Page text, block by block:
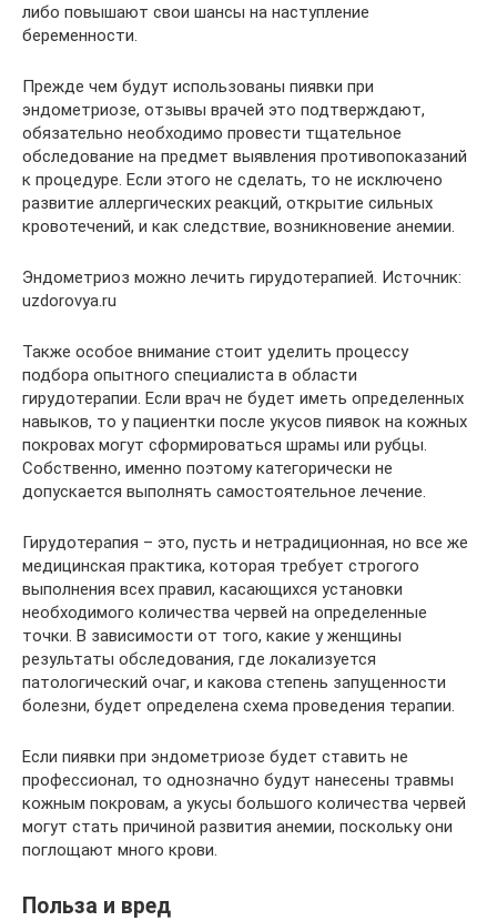
либо повышают свои шансы на наступление
беременности.
Прежде чем будут использованы пиявки при
эндометриозе, отзывы врачей это подтверждают,
обязательно необходимо провести тщательное
обследование на предмет выявления противопоказаний
к процедуре. Если этого не сделать, то не исключено
развитие аллергических реакций, открытие сильных
кровотечений, и как следствие, возникновение анемии.
Эндометриоз можно лечить гирудотерапией. Источник:
uzdorovya.ru
Также особое внимание стоит уделить процессу
подбора опытного специалиста в области
гирудотерапии. Если врач не будет иметь определенных
навыков, то у пациентки после укусов пиявок на кожных
покровах могут сформироваться шрамы или рубцы.
Собственно, именно поэтому категорически не
допускается выполнять самостоятельное лечение.
Гирудотерапия – это, пусть и нетрадиционная, но все же
медицинская практика, которая требует строгого
выполнения всех правил, касающихся установки
необходимого количества червей на определенные
точки. В зависимости от того, какие у женщины
результаты обследования, где локализуется
патологический очаг, и какова степень запущенности
болезни, будет определена схема проведения терапии.
Если пиявки при эндометриозе будет ставить не
профессионал, то однозначно будут нанесены травмы
кожным покровам, а укусы большого количества червей
могут стать причиной развития анемии, поскольку они
поглощают много крови.
Польза и вред